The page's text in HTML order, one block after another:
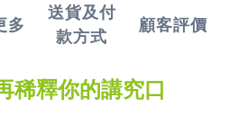
多
送貨及付
款方式
顧客評價
稀釋你的講究口